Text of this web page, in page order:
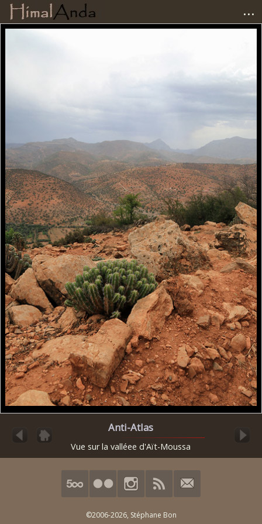
...
Photographies
Carnets de voyage
Matériel
Avis et tests
Liens
Anti-Atlas
Vue sur la valléee d'Aït-Moussa
©2006-2026, Stéphane Bon